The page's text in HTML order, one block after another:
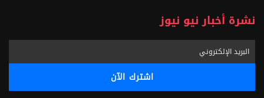
نشرة أخبار نيو نيوز